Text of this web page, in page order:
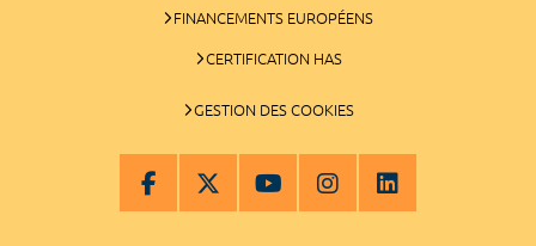
FINANCEMENTS EUROPÉENS
CERTIFICATION HAS
GESTION DES COOKIES